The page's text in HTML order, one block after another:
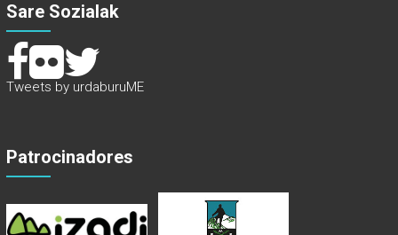
Sare Sozialak
Tweets by urdaburuME
Patrocinadores